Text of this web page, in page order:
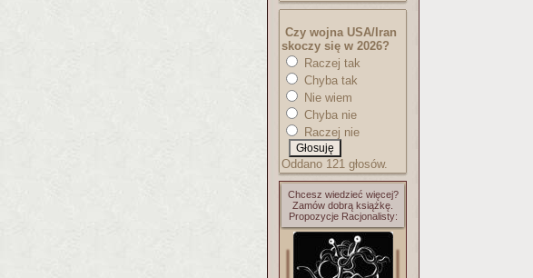
Czy wojna USA/Iran
skoczy się w 2026?
Raczej tak
Chyba tak
Nie wiem
Chyba nie
Raczej nie
Oddano 121 głosów.
Chcesz wiedzieć więcej?
Zamów dobrą książkę.
Propozycje Racjonalisty: